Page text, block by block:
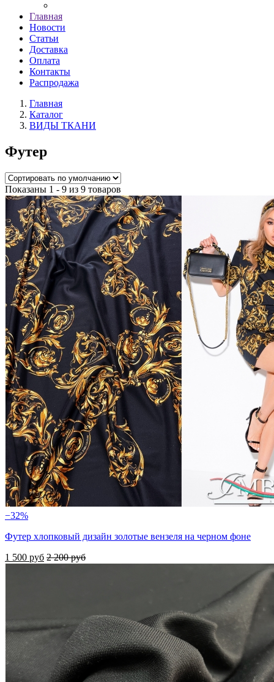
Главная
Новости
Статьи
Доставка
Оплата
Контакты
Распродажа
Главная
Каталог
ВИДЫ ТКАНИ
Футер
Показаны 1 - 9 из 9 товаров
−32%
Футер хлопковый дизайн золотые вензеля на черном фоне
1 500 руб 2 200 руб